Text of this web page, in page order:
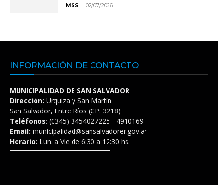
MSS - 02/07/2026
INFORMACIÓN DE CONTACTO
MUNICIPALIDAD DE SAN SALVADOR
Dirección: Urquiza y San Martín
San Salvador, Entre Ríos (CP: 3218)
Teléfonos: (0345) 3454027225 - 4910169
Email: municipalidad@sansalvadorer.gov.ar
Horario: Lun. a Vie de 6:30 a 12:30 hs.